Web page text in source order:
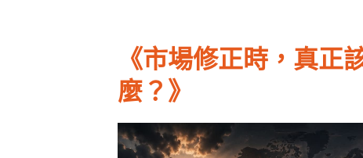
《市場修正時，真正
麼？》